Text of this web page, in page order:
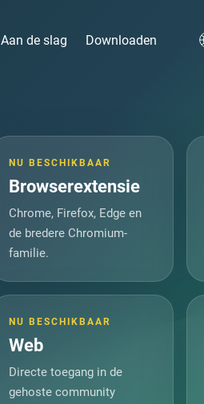
Aan de slag Downloaden
NU BESCHIKBAAR
Browserextensie
Chrome, Firefox, Edge en
de bredere Chromium-
familie.
NU BESCHIKBAAR
Web
Directe toegang in de
gehoste community